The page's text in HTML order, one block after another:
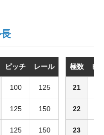
ピッチ レール
100 125
125 150
125 150
極数 ピ
21
22
23